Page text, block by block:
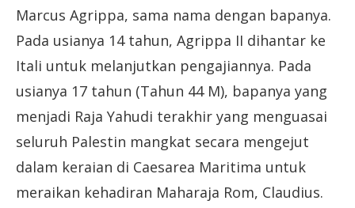
Marcus Agrippa, sama nama dengan bapanya.
Pada usianya 14 tahun, Agrippa II dihantar ke
Itali untuk melanjutkan pengajiannya. Pada
usianya 17 tahun (Tahun 44 M), bapanya yang
menjadi Raja Yahudi terakhir yang menguasai
seluruh Palestin mangkat secara mengejut
dalam keraian di Caesarea Maritima untuk
meraikan kehadiran Maharaja Rom, Claudius.